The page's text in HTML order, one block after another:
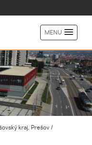
MENU
kraj, Prešov /